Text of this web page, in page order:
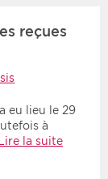
reçues
eu lieu le 29
à
Lire la suite